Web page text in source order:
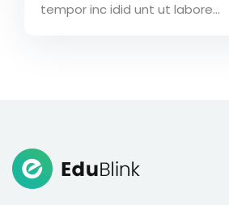
tempor inc idid unt ut labore...